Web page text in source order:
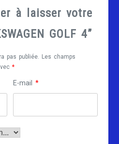
à laisser votre
GOLF 4”
pas publiée. Les champs
*
E-mail*